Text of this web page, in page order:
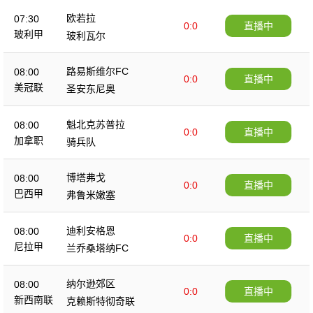
07:30
玻利甲
欧若拉
0:0
玻利瓦尔
直播中
08:00
美冠联
路易斯维尔FC
0:0
圣安东尼奥
直播中
08:00
加拿职
魁北克苏普拉
0:0
骑兵队
直播中
08:00
巴西甲
博塔弗戈
0:0
弗鲁米嫩塞
直播中
08:00
尼拉甲
迪利安格恩
0:0
兰乔桑塔纳FC
直播中
08:00
新西南联
纳尔逊郊区
0:0
克赖斯特彻奇联
直播中